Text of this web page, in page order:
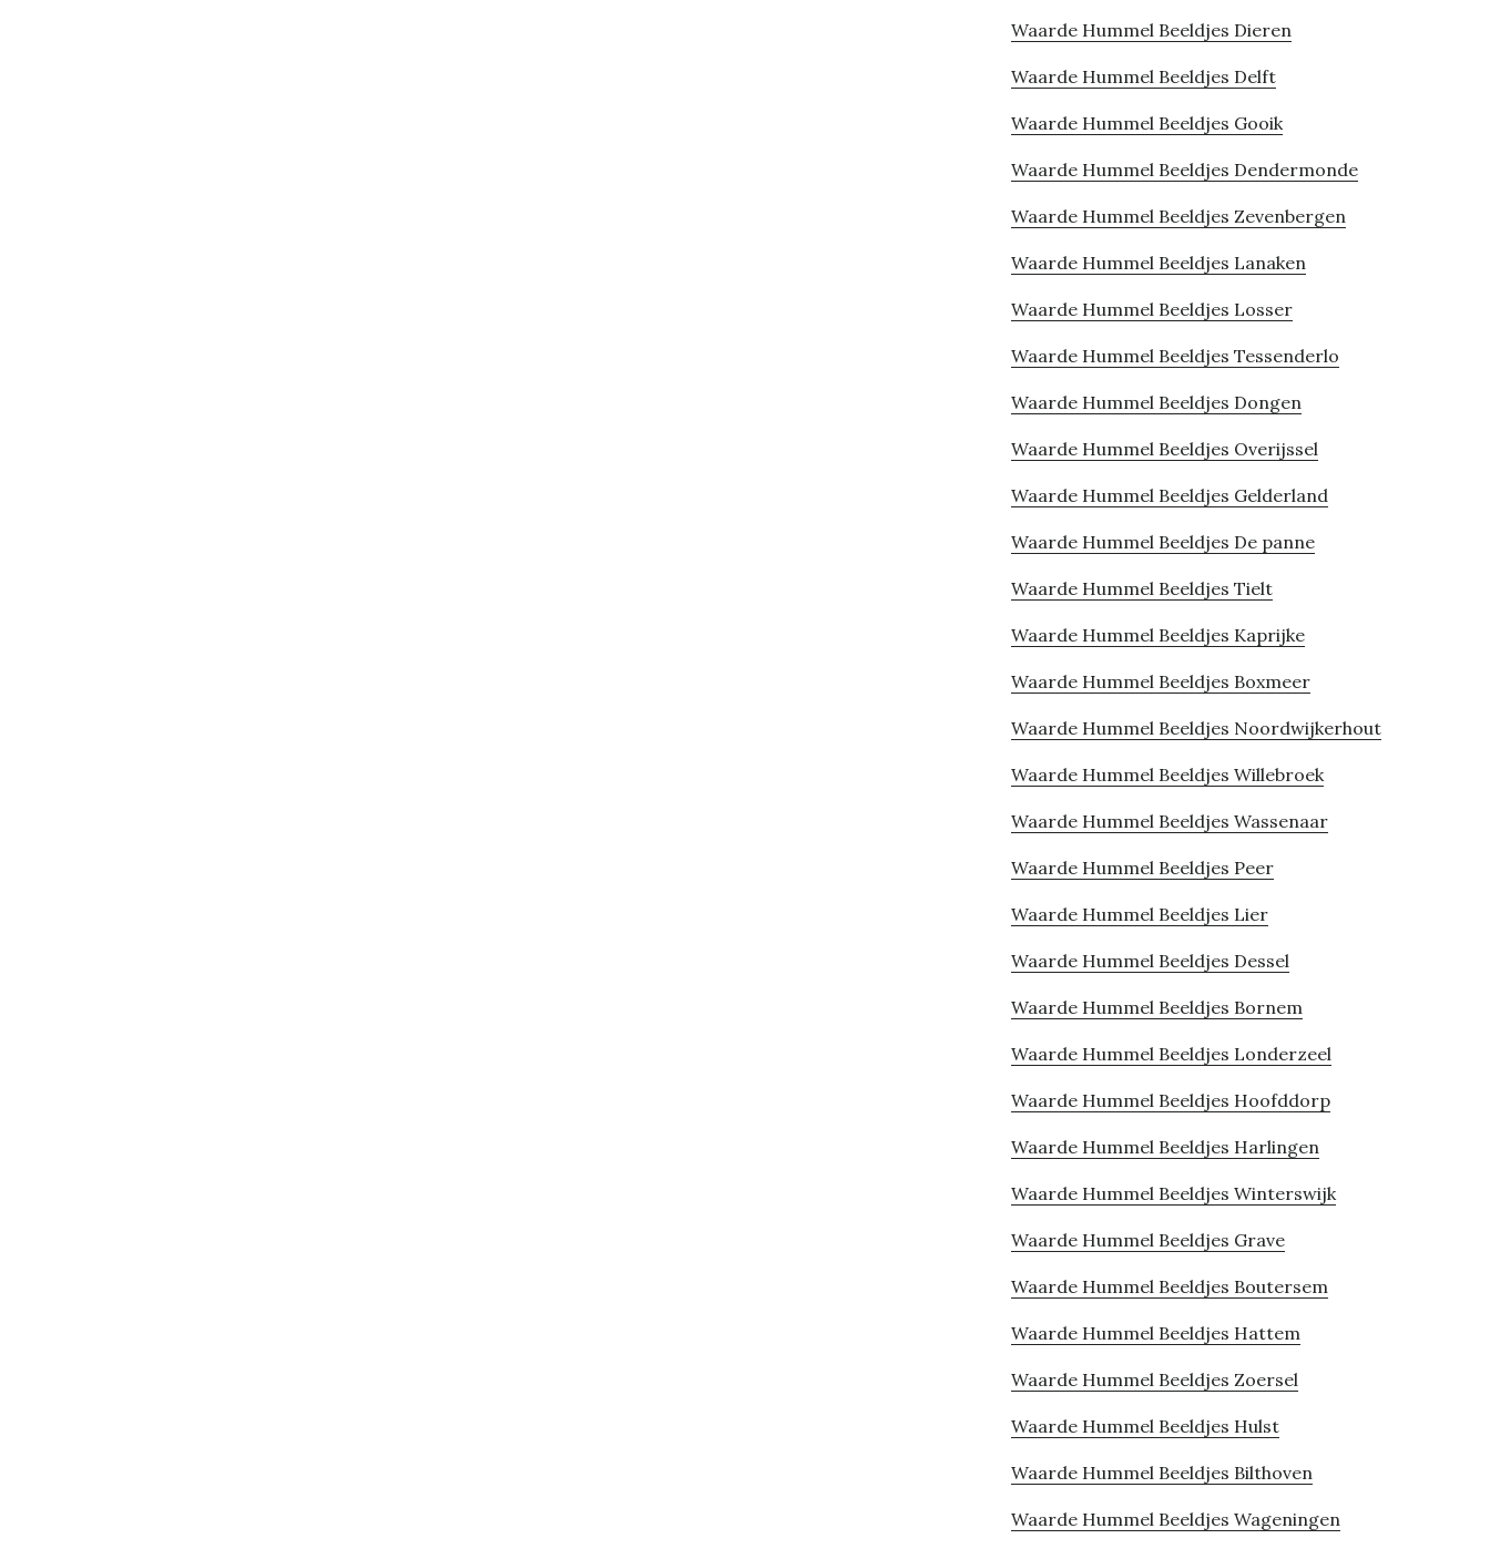
Waarde Hummel Beeldjes Dieren
Waarde Hummel Beeldjes Delft
Waarde Hummel Beeldjes Gooik
Waarde Hummel Beeldjes Dendermonde
Waarde Hummel Beeldjes Zevenbergen
Waarde Hummel Beeldjes Lanaken
Waarde Hummel Beeldjes Losser
Waarde Hummel Beeldjes Tessenderlo
Waarde Hummel Beeldjes Dongen
Waarde Hummel Beeldjes Overijssel
Waarde Hummel Beeldjes Gelderland
Waarde Hummel Beeldjes De panne
Waarde Hummel Beeldjes Tielt
Waarde Hummel Beeldjes Kaprijke
Waarde Hummel Beeldjes Boxmeer
Waarde Hummel Beeldjes Noordwijkerhout
Waarde Hummel Beeldjes Willebroek
Waarde Hummel Beeldjes Wassenaar
Waarde Hummel Beeldjes Peer
Waarde Hummel Beeldjes Lier
Waarde Hummel Beeldjes Dessel
Waarde Hummel Beeldjes Bornem
Waarde Hummel Beeldjes Londerzeel
Waarde Hummel Beeldjes Hoofddorp
Waarde Hummel Beeldjes Harlingen
Waarde Hummel Beeldjes Winterswijk
Waarde Hummel Beeldjes Grave
Waarde Hummel Beeldjes Boutersem
Waarde Hummel Beeldjes Hattem
Waarde Hummel Beeldjes Zoersel
Waarde Hummel Beeldjes Hulst
Waarde Hummel Beeldjes Bilthoven
Waarde Hummel Beeldjes Wageningen